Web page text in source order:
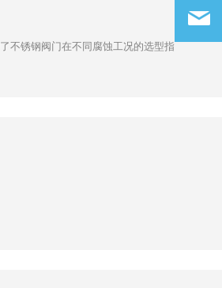
不锈钢阀门在不同腐蚀工况的选型指